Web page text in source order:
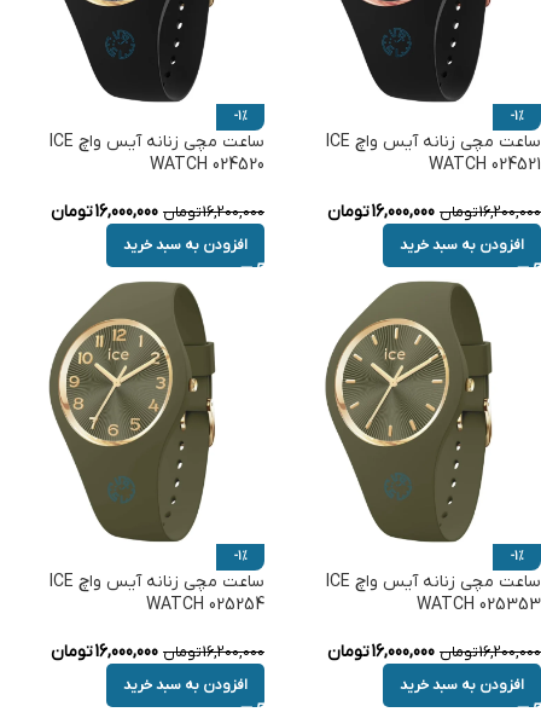
-1%
ساعت مچی زنانه آیس واچ ICE
WATCH 024521
16,200,000تومان 16,000,000تومان
افزودن به سبد خرید
-1%
ساعت مچی زنانه آیس واچ ICE
WATCH 024520
16,200,000تومان 16,000,000تومان
افزودن به سبد خرید
-1%
ساعت مچی زنانه آیس واچ ICE
WATCH 025353
16,200,000تومان 16,000,000تومان
افزودن به سبد خرید
-1%
ساعت مچی زنانه آیس واچ ICE
WATCH 025254
16,200,000تومان 16,000,000تومان
افزودن به سبد خرید